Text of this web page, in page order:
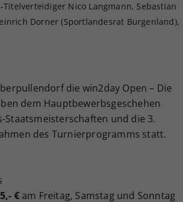
Nico Langmann, Sebastian
Dorner (Sportlandesrat Burgenland),
die win2day Open – Die
dem Hauptbewerbsgeschehen
Staatsmeisterschaften und die 3.
des Turnierprogramms statt.
€am Freitag, Samstag und Sonntag